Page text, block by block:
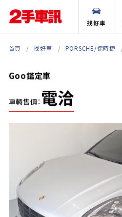
找好車
首頁 找好車 PORSCHE/保時捷
Goo鑑定車
車輛售價： 電洽